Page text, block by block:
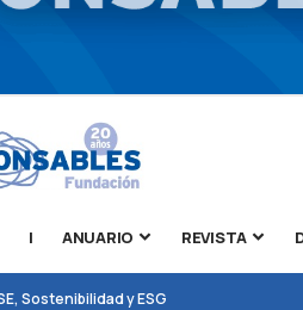
| ANUARIO REVISTA
Sostenibilidad y ESG